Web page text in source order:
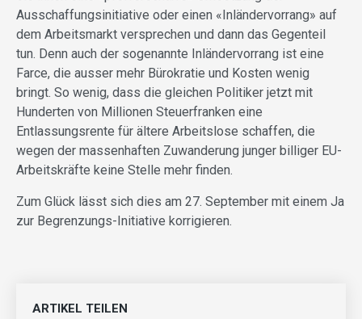
Ausschaffungsinitiative oder einen «Inländervorrang» auf
dem Arbeitsmarkt versprechen und dann das Gegenteil
tun. Denn auch der sogenannte Inländervorrang ist eine
Farce, die ausser mehr Bürokratie und Kosten wenig
bringt. So wenig, dass die gleichen Politiker jetzt mit
Hunderten von Millionen Steuerfranken eine
Entlassungsrente für ältere Arbeitslose schaffen, die
wegen der massenhaften Zuwanderung junger billiger EU-
Arbeitskräfte keine Stelle mehr finden.
Zum Glück lässt sich dies am 27. September mit einem Ja
zur Begrenzungs-Initiative korrigieren.
ARTIKEL TEILEN